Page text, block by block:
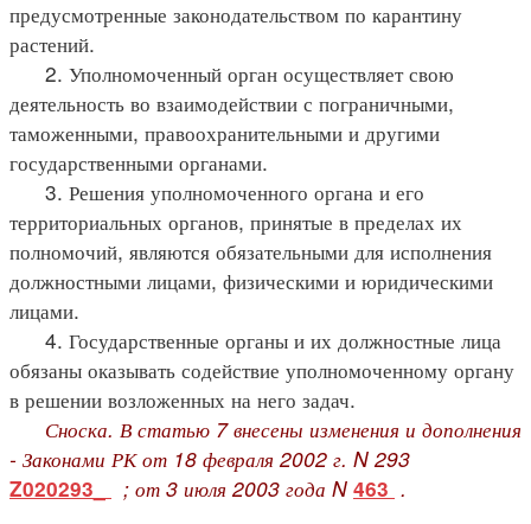
предусмотренные законодательством по карантину
растений.
2. Уполномоченный орган осуществляет свою
деятельность во взаимодействии с пограничными,
таможенными, правоохранительными и другими
государственными органами.
3. Решения уполномоченного органа и его
территориальных органов, принятые в пределах их
полномочий, являются обязательными для исполнения
должностными лицами, физическими и юридическими
лицами.
4. Государственные органы и их должностные лица
обязаны оказывать содействие уполномоченному органу
в решении возложенных на него задач.
Сноска. В статью 7 внесены изменения и дополнения
- Законами РК от 18 февраля 2002 г. N 293
Z020293_ ; от 3 июля 2003 года N 463 .